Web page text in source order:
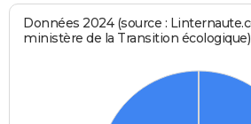
Données 2024 (source :
ministère de la Transition écologique)